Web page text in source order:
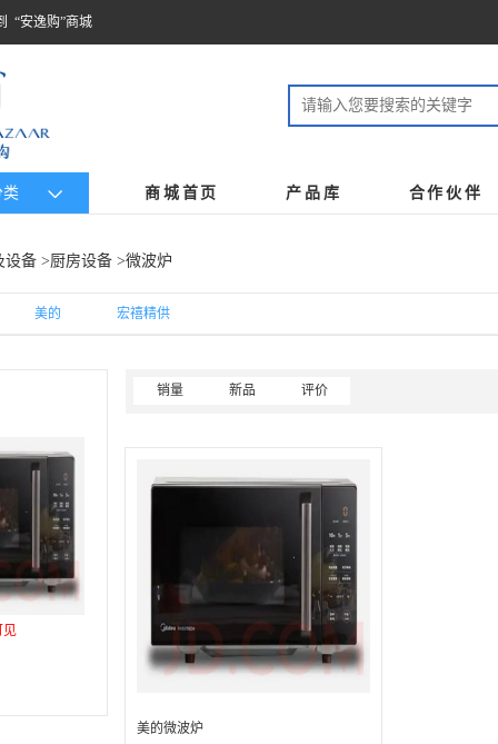
“安逸购”商城
商城首页 产品库 合作伙伴
设备 >厨房设备 >微波炉
美的 宏禧精供
见
销量 新品 评价
美的微波炉